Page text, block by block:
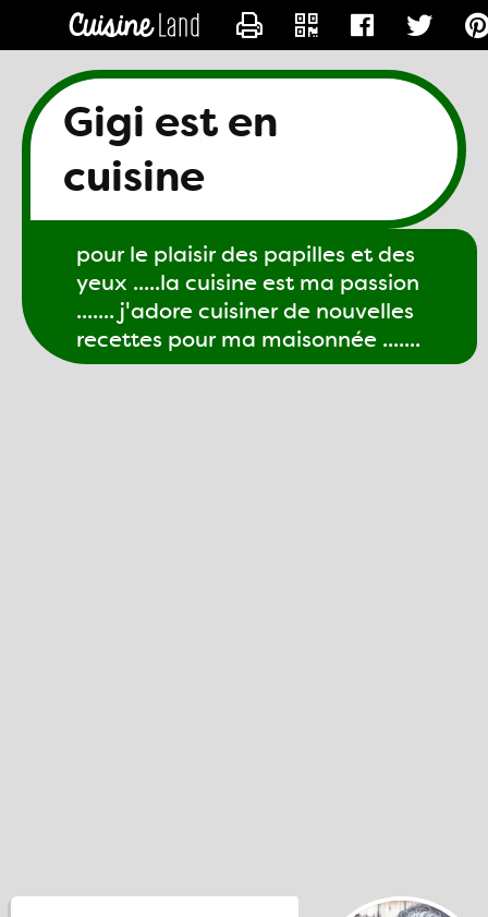
Gigi est en
cuisine
pour le plaisir des papilles et des
yeux .....la cuisine est ma passion
....... j'adore cuisiner de nouvelles
recettes pour ma maisonnée .......
CONTACTER GIGI61